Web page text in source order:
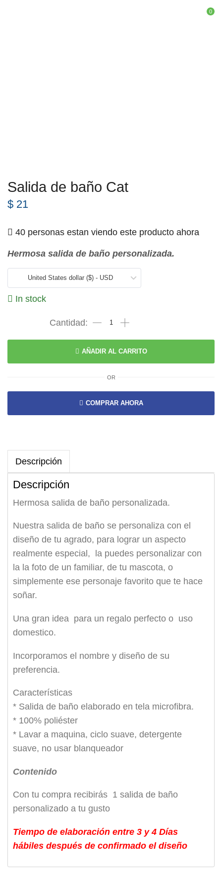
0
Salida de baño Cat
$ 21
40 personas estan viendo este producto ahora
Hermosa salida de baño personalizada.
United States dollar ($) - USD
In stock
AÑADIR AL CARRITO
OR
COMPRAR AHORA
Descripción
Descripción
Hermosa salida de baño personalizada.
Nuestra salida de baño se personaliza con el
diseño de tu agrado, para lograr un aspecto
realmente especial, la puedes personalizar con
la la foto de un familiar, de tu mascota, o
simplemente ese personaje favorito que te hace
soñar.
Una gran idea para un regalo perfecto o uso
domestico.
Incorporamos el nombre y diseño de su
preferencia.
Características
* Salida de baño elaborado en tela microfibra.
* 100% poliéster
* Lavar a maquina, ciclo suave, detergente
suave, no usar blanqueador
Contenido
Con tu compra recibirás 1 salida de baño
personalizado a tu gusto
Tiempo de elaboración entre 3 y 4 Días
hábiles después de confirmado el diseño